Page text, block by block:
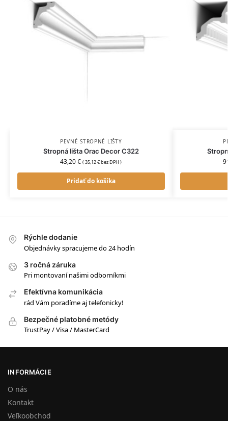
PEVNÉ STROPNÉ LIŠTY
Stropná lišta Orac Decor C322
43,20€ (35,12€bez DPH )
Pridať do košíka
Rýchle dodanie
Objednávky spracujeme do 24 hodín
3 ročná záruka
Pri montovaní našimi odborníkmi
Efektívna komunikácia
rád Vám poradíme aj telefonicky!
Bezpečné platobné metódy
TrustPay / Visa / MasterCard
INFORMÁCIE
O nás
Kontakt
Veľkoobchod